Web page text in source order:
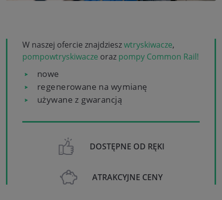
W naszej ofercie znajdzieszwtryskiwacze,
pompowtryskiwacze oraz pompy Common Rail!
nowe
regenerowane na wymianę
używane z gwarancją
DOSTĘPNE OD RĘKI
ATRAKCYJNE CENY